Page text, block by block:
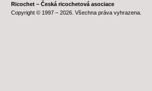
Ricochet – Česká ricochetová asociace
Copyright © 1997 – 2026. Všechna práva vyhrazena.